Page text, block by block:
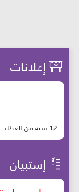
إعلانات
12 سنة من العطاء
إستبيان